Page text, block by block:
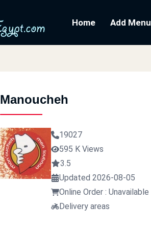
Home Add Menu
Manoucheh
19027
595 K Views
3.5
Updated 2026-08-05
Online Order : Unavailable
Delivery areas